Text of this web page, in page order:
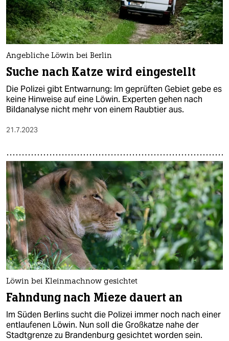
Angebliche Löwin bei Berlin
Suche nach Katze wird eingestellt
Die Polizei gibt Entwarnung: Im geprüften Gebiet gebe es
keine Hinweise auf eine Löwin. Experten gehen nach
Bildanalyse nicht mehr von einem Raubtier aus.
21.7.2023
Löwin bei Kleinmachnow gesichtet
Fahndung nach Mieze dauert an
Im Süden Berlins sucht die Polizei immer noch nach einer
entlaufenen Löwin. Nun soll die Großkatze nahe der
Stadtgrenze zu Brandenburg gesichtet worden sein.